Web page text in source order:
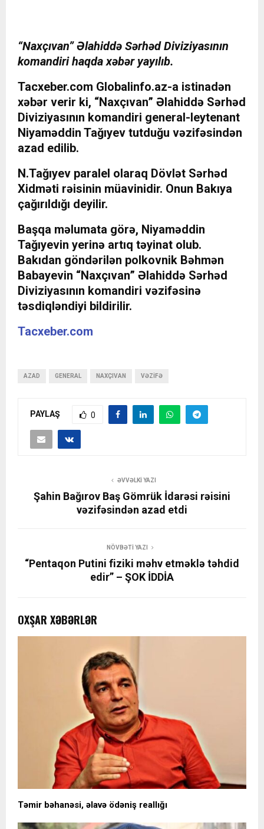
“Naxçıvan” Əlahiddə Sərhəd Diviziyasının
komandiri haqda xəbər yayılıb.
Tacxeber.com Globalinfo.az-a istinadən
xəbər verir ki, “Naxçıvan” Əlahiddə Sərhəd
Diviziyasının komandiri general-leytenant
Niyaməddin Tağıyev tutduğu vəzifəsindən
azad edilib.
N.Tağıyev paralel olaraq Dövlət Sərhəd
Xidməti rəisinin müavinidir. Onun Bakıya
çağırıldığı deyilir.
Başqa məlumata görə, Niyaməddin
Tağıyevin yerinə artıq təyinat olub.
Bakıdan göndərilən polkovnik Bəhmən
Babayevin “Naxçıvan” Əlahiddə Sərhəd
Diviziyasının komandiri vəzifəsinə
təsdiqləndiyi bildirilir.
Tacxeber.com
AZAD GENERAL NAXÇIVAN VƏZIFƏ
PAYLAŞ 0
ƏVVƏLKI YAZI
Şahin Bağırov Baş Gömrük İdarəsi rəisini
vəzifəsindən azad etdi
NÖVBƏTI YAZI
“Pentaqon Putini fiziki məhv etməklə təhdid
edir” – ŞOK İDDİA
OXŞAR XƏBƏRLƏR
Təmir bəhanəsi, əlavə ödəniş reallığı